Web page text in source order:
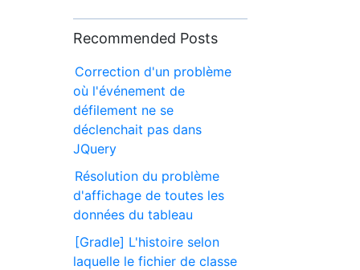
Recommended Posts
Correction d'un problème
où l'événement de
défilement ne se
déclenchait pas dans
JQuery
Résolution du problème
d'affichage de toutes les
données du tableau
[Gradle] L'histoire selon
laquelle le fichier de classe